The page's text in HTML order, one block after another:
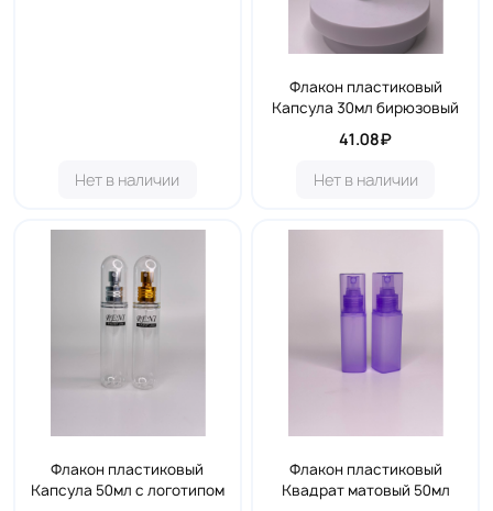
Нет в наличии
Флакон пластиковый
Капсула 30мл бирюзовый
41.08₽
Нет в наличии
Флакон пластиковый
Капсула 50мл с логотипом
Флакон пластиковый
Квадрат матовый 50мл